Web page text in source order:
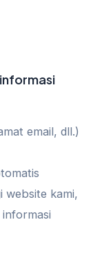
email, dll.)
website kami,